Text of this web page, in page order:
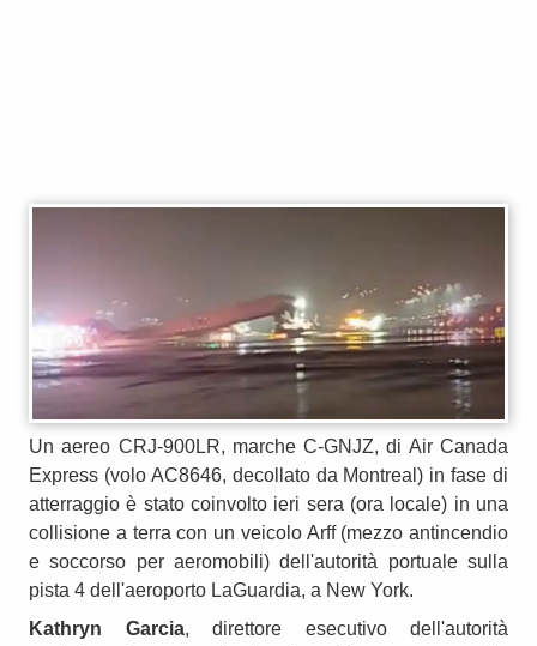
Un aereo CRJ-900LR, marche C-GNJZ, di Air Canada
Express (volo AC8646, decollato da Montreal) in fase di
atterraggio è stato coinvolto ieri sera (ora locale) in una
collisione a terra con un veicolo Arff (mezzo antincendio
e soccorso per aeromobili) dell'autorità portuale sulla
pista 4 dell'aeroporto LaGuardia, a New York.
Kathryn Garcia, direttore esecutivo dell'autorità